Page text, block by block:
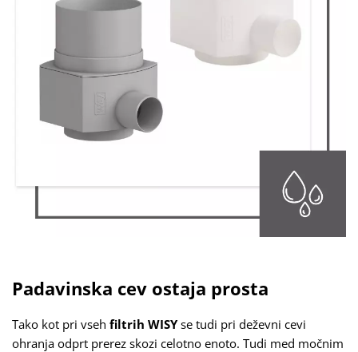
Padavinska cev ostaja prosta
Tako kot pri vseh filtrih WISYse tudi pri deževni cevi
ohranja odprt prerez skozi celotno enoto. Tudi med močnim